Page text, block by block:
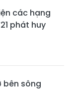
các hạng
phát huy
bên sông